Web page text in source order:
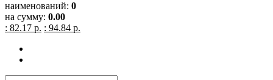
наименований: 0
на сумму: 0.00
: 82.17 р. : 94.84 р.